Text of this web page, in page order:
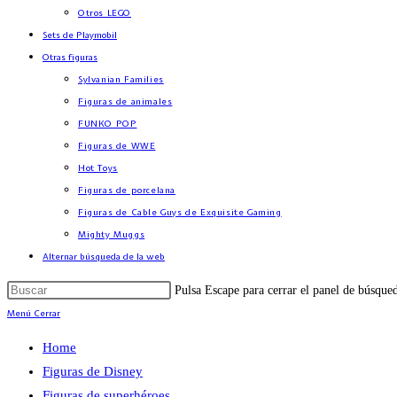
Otros LEGO
Sets de Playmobil
Otras figuras
Sylvanian Families
Figuras de animales
FUNKO POP
Figuras de WWE
Hot Toys
Figuras de porcelana
Figuras de Cable Guys de Exquisite Gaming
Mighty Muggs
Alternar búsqueda de la web
Pulsa Escape para cerrar el panel de
Menú Cerrar
Home
Figuras de Disney